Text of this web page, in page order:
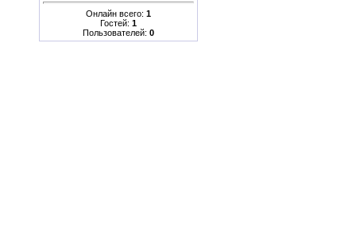
Онлайн всего: 1
Гостей: 1
Пользователей: 0